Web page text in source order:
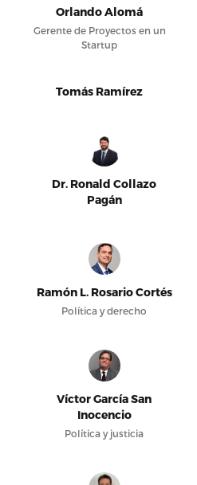
Orlando Alomá
Gerente de Proyectos en un
Startup
Tomás Ramírez
Dr. Ronald Collazo
Pagán
Ramón L. Rosario Cortés
Política y derecho
Víctor García San
Inocencio
Política y justicia